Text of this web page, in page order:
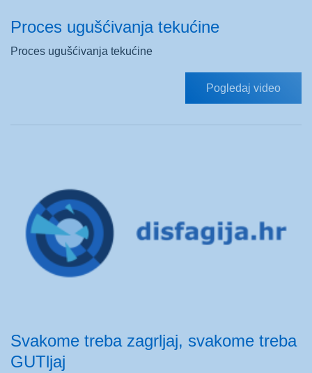
Proces ugušćivanja tekućine
Proces ugušćivanja tekućine
Pogledaj video
Svakome treba zagrljaj, svakome treba
GUTljaj